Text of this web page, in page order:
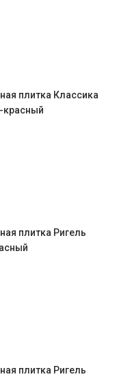
плитка Классика
красный
плитка Ригель
плитка Ригель